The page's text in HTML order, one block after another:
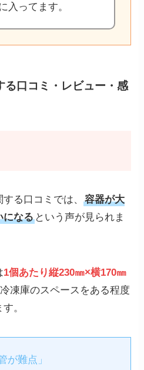
入ってます。
る口コミ・レビュー・感
する口コミでは、容器が大
になる という声が見られま
1個あたり縦230㎜×横170㎜
凍庫のスペースをある程度
。
が難点」